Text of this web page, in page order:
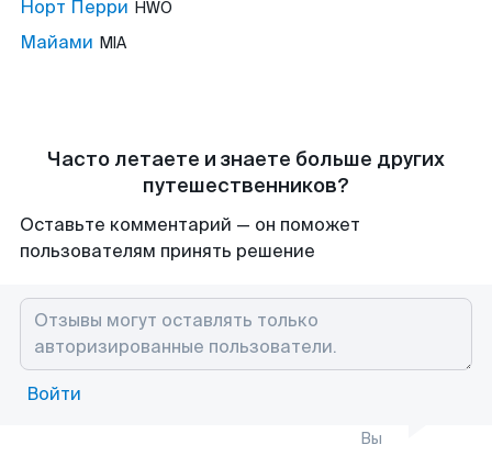
Норт Перри HWO
Майами MIA
Часто летаете и знаете больше других
путешественников?
Оставьте комментарий — он поможет
пользователям принять решение
Войти
Вы